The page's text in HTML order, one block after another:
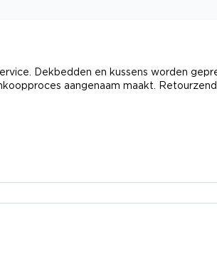
Dekbedden en kussens worden
aangenaam maakt.